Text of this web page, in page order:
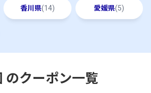
香川県(14) 愛媛県(5)
のクーポン一覧